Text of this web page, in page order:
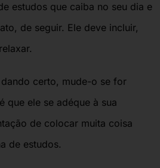
estudos que caiba no seu dia e
de seguir. Ele deve incluir,
certo, mude-o se for
que ele se adéque à sua
de colocar muita coisa
de estudos.